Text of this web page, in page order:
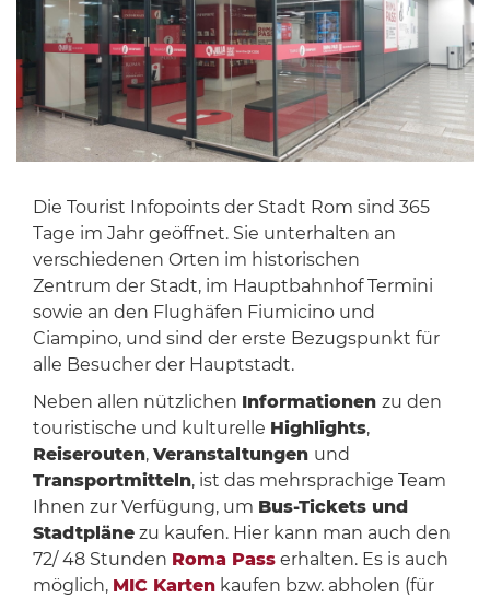
Die Tourist Infopoints der Stadt Rom sind 365
Tage im Jahr geöffnet. Sie unterhalten an
verschiedenen Orten im historischen
Zentrum der Stadt, im Hauptbahnhof Termini
sowie an den Flughäfen Fiumicino und
Ciampino, und sind der erste Bezugspunkt für
alle Besucher der Hauptstadt.
Neben allen nützlichen Informationen zu den
touristische und kulturelle Highlights,
Reiserouten, Veranstaltungen und
Transportmitteln, ist das mehrsprachige Team
Ihnen zur Verfügung, um Bus-Tickets und
Stadtplänezu kaufen. Hier kann man auch den
72/ 48 Stunden Roma Passerhalten. Es is auch
möglich, MIC Kartenkaufen bzw. abholen (für